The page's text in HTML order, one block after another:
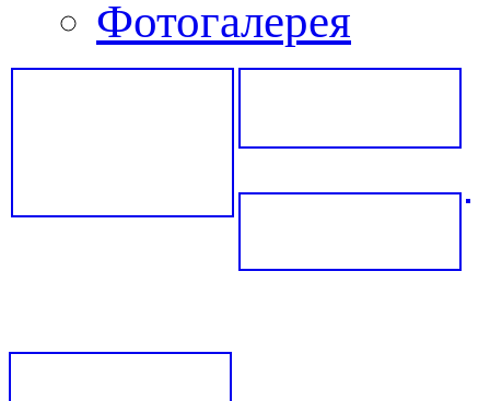
Фотогалерея